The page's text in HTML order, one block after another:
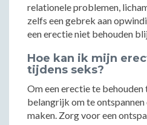
relationele problemen,
zelfs een gebrek aan
een erectie niet behouden
Hoe kan ik mijn
tijdens seks?
Om een erectie te behouden
belangrijk om te ontspannen
maken. Zorg voor een